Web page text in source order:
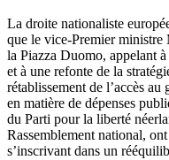
La droite nationaliste
que le vice-Premier ministre
la Piazza Duomo, appelant
et à une refonte de la
rétablissement de l’accès
en matière de dépenses
du Parti pour la liberté
Rassemblement national,
s’inscrivant dans un